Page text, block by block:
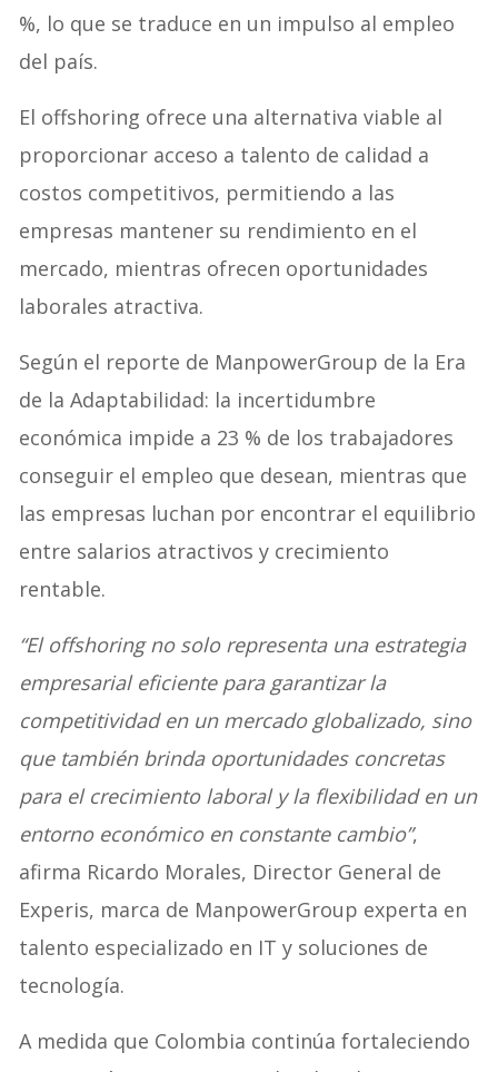
%, lo que se traduce en un impulso al empleo
del país.
El offshoring ofrece una alternativa viable al
proporcionar acceso a talento de calidad a
costos competitivos, permitiendo a las
empresas mantener su rendimiento en el
mercado, mientras ofrecen oportunidades
laborales atractiva.
Según el reporte de ManpowerGroup de la Era
de la Adaptabilidad: la incertidumbre
económica impide a 23 % de los trabajadores
conseguir el empleo que desean, mientras que
las empresas luchan por encontrar el equilibrio
entre salarios atractivos y crecimiento
rentable.
“El offshoring no solo representa una estrategia
empresarial eficiente para garantizar la
competitividad en un mercado globalizado, sino
que también brinda oportunidades concretas
para el crecimiento laboral y la flexibilidad en un
entorno económico en constante cambio”,
afirma Ricardo Morales, Director General de
Experis, marca de ManpowerGroup experta en
talento especializado en IT y soluciones de
tecnología.
A medida que Colombia continúa fortaleciendo